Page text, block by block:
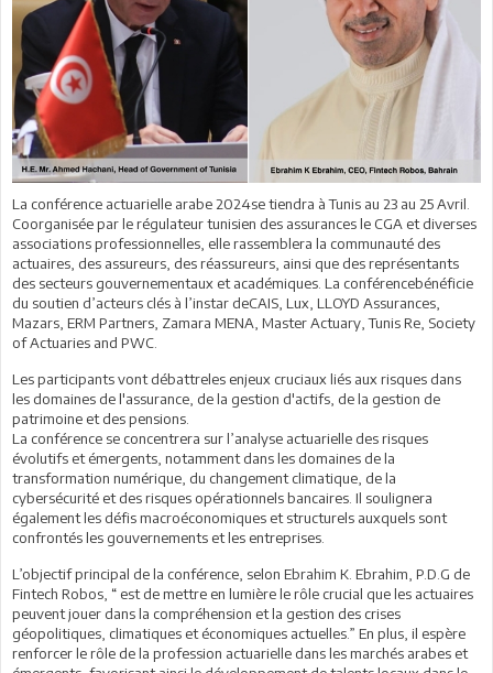
La conférence actuarielle arabe 2024se tiendra à Tunis au 23 au 25 Avril.
Coorganisée par le régulateur tunisien des assurances le CGA et diverses
associations professionnelles, elle rassemblera la communauté des
actuaires, des assureurs, des réassureurs, ainsi que des représentants
des secteurs gouvernementaux et académiques. La conférencebénéficie
du soutien d’acteurs clés à l’instar deCAIS, Lux, LLOYD Assurances,
Mazars, ERM Partners, Zamara MENA, Master Actuary, Tunis Re, Society
of Actuaries and PWC.
Les participants vont débattreles enjeux cruciaux liés aux risques dans
les domaines de l'assurance, de la gestion d'actifs, de la gestion de
patrimoine et des pensions.
La conférence se concentrera sur l’analyse actuarielle des risques
évolutifs et émergents, notamment dans les domaines de la
transformation numérique, du changement climatique, de la
cybersécurité et des risques opérationnels bancaires. Il soulignera
également les défis macroéconomiques et structurels auxquels sont
confrontés les gouvernements et les entreprises.
L’objectif principal de la conférence, selon Ebrahim K. Ebrahim, P.D.G de
Fintech Robos, “ est de mettre en lumière le rôle crucial que les actuaires
peuvent jouer dans la compréhension et la gestion des crises
géopolitiques, climatiques et économiques actuelles.” En plus, il espère
renforcer le rôle de la profession actuarielle dans les marchés arabes et